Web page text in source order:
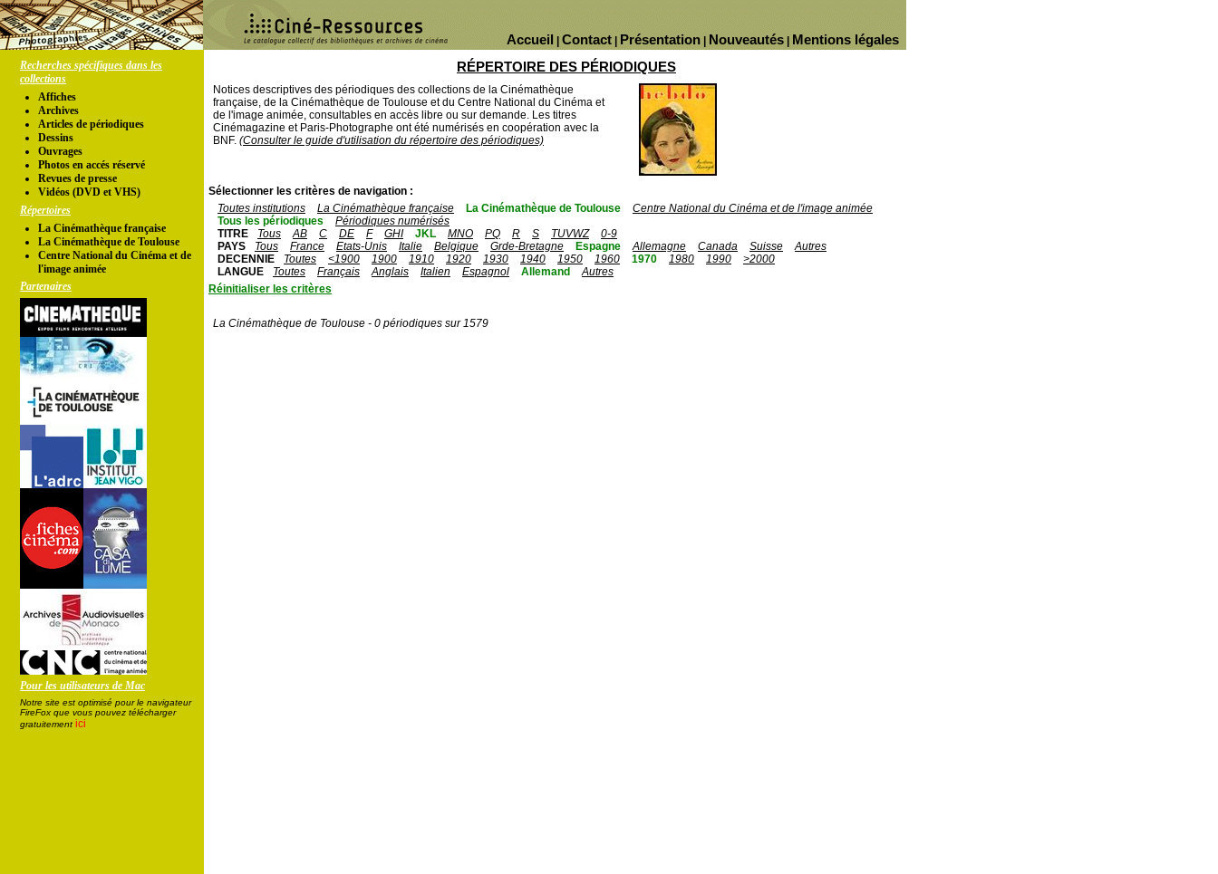
Mentions légales
Nouveautés
Présentation
Contact
Accueil
Recherches spécifiques dans les
collections
Affiches
Archives
Articles de périodiques
Dessins
Ouvrages
Photos en accés réservé
Revues de presse
Vidéos (DVD et VHS)
Répertoires
La Cinémathèque française
La Cinémathèque de Toulouse
Centre National du Cinéma et de
l'image animée
Partenaires
Pour les utilisateurs de Mac
Notre site est optimisé pour le navigateur
FireFox que vous pouvez télécharger
gratuitement ici
RÉPERTOIRE DES PÉRIODIQUES
Notices descriptives des périodiques des collections de la Cinémathèque
française, de la Cinémathèque de Toulouse et du Centre National du Cinéma et
de l'image animée, consultables en accès libre ou sur demande. Les titres
Cinémagazine et Paris-Photographe ont été numérisés en coopération avec la
BNF. (Consulter le guide d'utilisation du répertoire des périodiques)
Sélectionner les critères de navigation :
Toutes institutions
La Cinémathèque française La Cinémathèque de Toulouse
Centre National du Cinéma et de l'image animée
Tous les périodiques
Périodiques numérisés
TITRE
Tous AB C DE F GHI JKL MNO PQ R S TUVWZ
0-9
PAYS
Tous France Etats-Unis Italie Belgique Grde-Bretagne Espagne Allemagne Canada Suisse
Autres
DECENNIE
Toutes <1900 1900 1910 1920 1930 1940 1950 1960 1970 1980 1990
>2000
LANGUE
Toutes Français Anglais Italien Espagnol Allemand
Autres
Réinitialiser les critères
La Cinémathèque de Toulouse - 0 périodiques sur 1579